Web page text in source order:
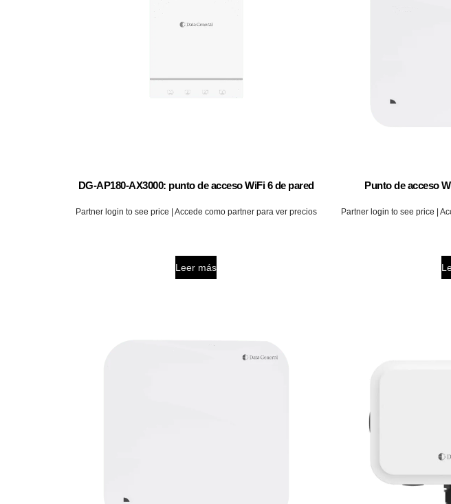
DG-AP180-AX3000: punto de acceso WiFi 6 de pared
Partner login to see price | Accede como partner para ver precios
Leer más
Punto de acceso
Partner login to see price |